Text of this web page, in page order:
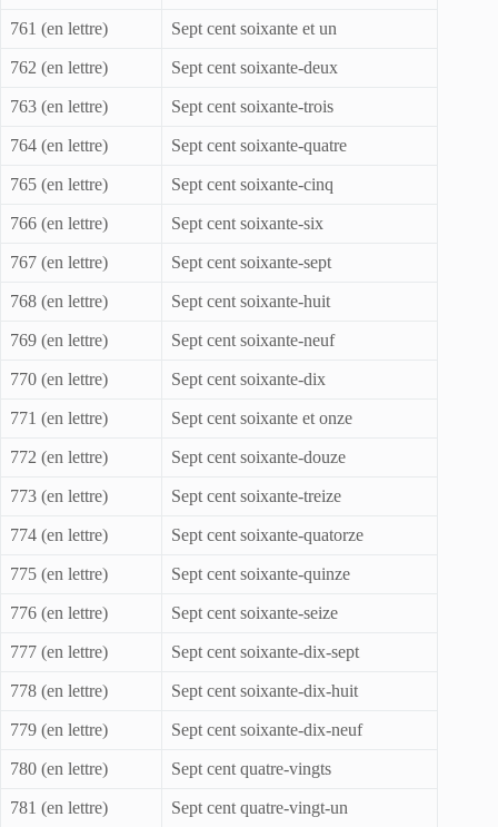
761 (en lettre) Sept cent soixante et un
762 (en lettre) Sept cent soixante-deux
763 (en lettre) Sept cent soixante-trois
764 (en lettre) Sept cent soixante-quatre
765 (en lettre) Sept cent soixante-cinq
766 (en lettre) Sept cent soixante-six
767 (en lettre) Sept cent soixante-sept
768 (en lettre) Sept cent soixante-huit
769 (en lettre) Sept cent soixante-neuf
770 (en lettre) Sept cent soixante-dix
771 (en lettre) Sept cent soixante et onze
772 (en lettre) Sept cent soixante-douze
773 (en lettre) Sept cent soixante-treize
774 (en lettre) Sept cent soixante-quatorze
775 (en lettre) Sept cent soixante-quinze
776 (en lettre) Sept cent soixante-seize
777 (en lettre) Sept cent soixante-dix-sept
778 (en lettre) Sept cent soixante-dix-huit
779 (en lettre) Sept cent soixante-dix-neuf
780 (en lettre) Sept cent quatre-vingts
781 (en lettre) Sept cent quatre-vingt-un